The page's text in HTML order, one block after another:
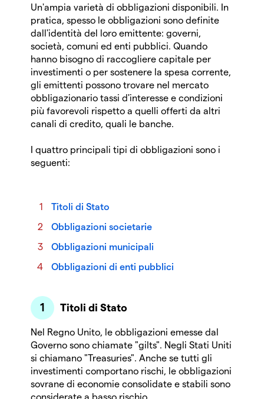
Un'ampia varietà di obbligazioni disponibili. In
pratica, spesso le obbligazioni sono definite
dall'identità del loro emittente: governi,
società, comuni ed enti pubblici. Quando
hanno bisogno di raccogliere capitale per
investimenti o per sostenere la spesa corrente,
gli emittenti possono trovare nel mercato
obbligazionario tassi d'interesse e condizioni
più favorevoli rispetto a quelli offerti da altri
canali di credito, quali le banche.
I quattro principali tipi di obbligazioni sono i
seguenti:
Titoli di Stato
Obbligazioni societarie
Obbligazioni municipali
Obbligazioni di enti pubblici
Titoli di Stato
Nel Regno Unito, le obbligazioni emesse dal
Governo sono chiamate "gilts". Negli Stati Uniti
si chiamano "Treasuries". Anche se tutti gli
investimenti comportano rischi, le obbligazioni
sovrane di economie consolidate e stabili sono
considerate a basso rischio.